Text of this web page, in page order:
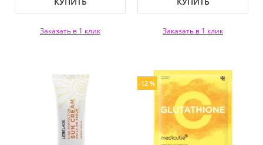
Заказать в 1 клик Заказать в 1 клик
-12 %